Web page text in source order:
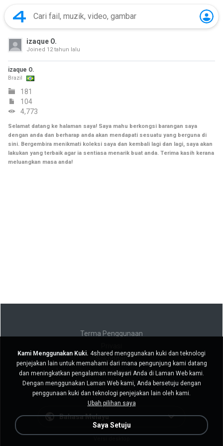
izaque O.
Joined 12 tahun lalu
izaque O.
Brazil
181
104
4,773
Selamat datang ke halaman saya! Saya mahu berkongsi barangan saya
dengan anda dan berharap anda akan mendapati sesuatu yang berguna di
sini. Bergembira menikmati koleksi saya dan kembali lagi dan lagi, saya akan
lakukan yang terbaik agar ia sentiasa menarik buat anda. Terima kasih kerana
meluangkan masa anda!
Terma Penggunaan
Jangan jual maklumat peribadi saya
Jangan kongsi maklumat peribadi saya
Bahasa Melayu
Kami Menggunakan Kuki. 4shared menggunakan kuki dan teknologi
penjejakan lain untuk memahami dari mana pengunjung kami datang
dan meningkatkan pengalaman melayari Anda di Laman Web kami.
Dengan menggunakan Laman Web kami, Anda bersetuju dengan
penggunaan kuki dan teknologi penjejakan lain oleh kami.
Ubah pilihan saya
Saya Setuju